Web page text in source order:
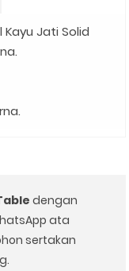
Jati Solid
dengan
ata
sertakan